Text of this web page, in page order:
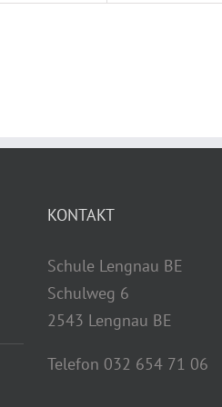
KONTAKT
Schule Lengnau BE
Schulweg 6
2543 Lengnau BE
Telefon 032 654 71 06